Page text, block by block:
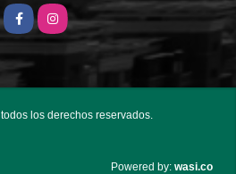
FacebookInstagram
, todos los derechos reservados.
Powered by: wasi.co